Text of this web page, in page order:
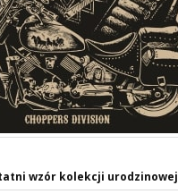
wzór kolekcji urodzinowej